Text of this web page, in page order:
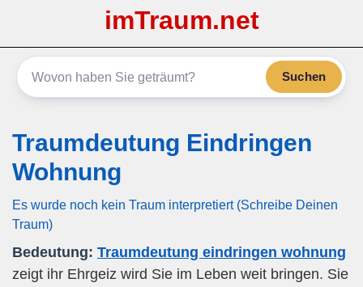
imTraum.net
Suchen
Traumdeutung Eindringen
Wohnung
Es wurde noch kein Traum interpretiert (Schreibe Deinen
Traum)
Bedeutung: Traumdeutung eindringen wohnung
zeigt ihr Ehrgeiz wird Sie im Leben weit bringen. Sie